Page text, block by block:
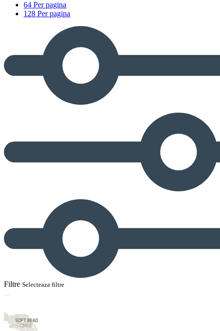
64 Per pagina
128 Per pagina
Filtre Selecteaza filtre